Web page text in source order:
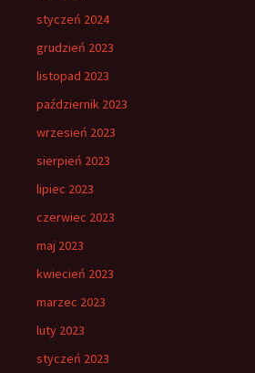
styczeń 2024
grudzień 2023
listopad 2023
październik 2023
wrzesień 2023
sierpień 2023
lipiec 2023
czerwiec 2023
maj 2023
kwiecień 2023
marzec 2023
luty 2023
styczeń 2023